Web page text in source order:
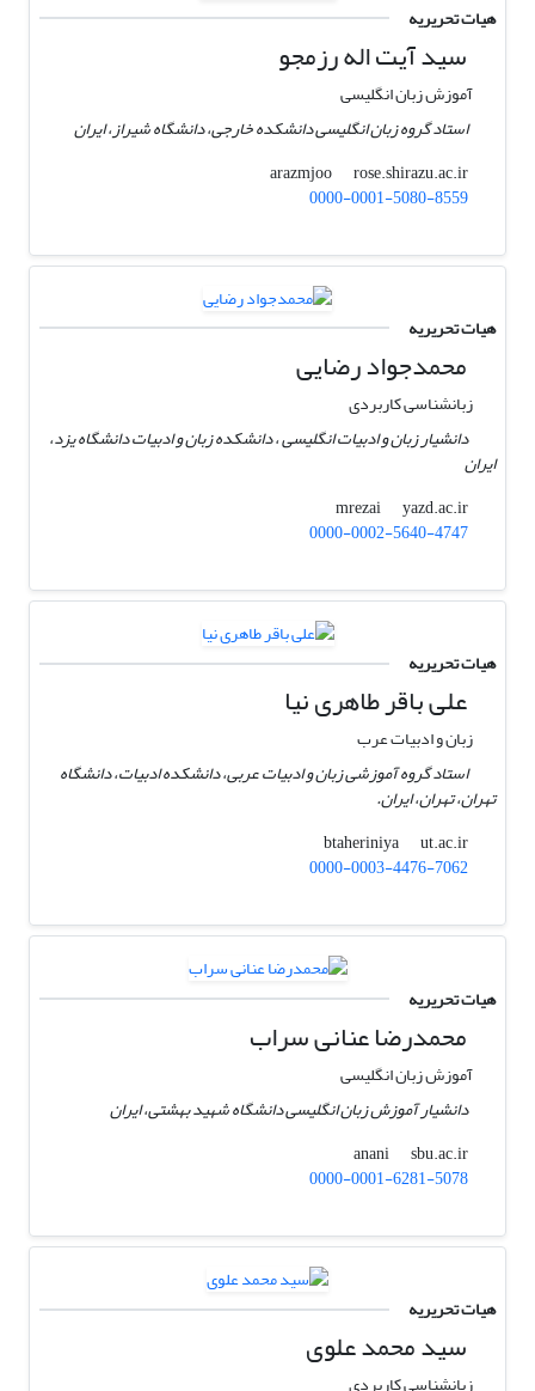
هیات تحریریه
سید آیت اله رزمجو
آموزش زبان انگلیسی
استاد گروه زبان انگلیسی دانشکده خارجی، دانشگاه شیراز، ایران
arazmjoo
rose.shirazu.ac.ir
0000-0001-5080-8559
هیات تحریریه
محمد‌جواد رضایی
زبانشناسی کاربردی
دانشیار زبان و ادبیات انگلیسی ، دانشکده زبان‌ و ادبیات دانشگاه یزد،
ایران
mrezai
yazd.ac.ir
0000-0002-5640-4747
هیات تحریریه
علی باقر طاهری نیا
زبان و ادبیات عرب
استاد گروه آموزشی زبان و ادبیات عربی، دانشکده ادبیات، دانشگاه
تهران، تهران، ایران.
btaheriniya
ut.ac.ir
0000-0003-4476-7062
هیات تحریریه
محمدرضا عنانی‫ سراب
آموزش زبان انگلیسی
دانشیار آموزش زبان انگلیسی دانشگاه شهید بهشتی‬، ایران
anani
sbu.ac.ir
0000-0001-6281-5078
هیات تحریریه
سید محمد علوی